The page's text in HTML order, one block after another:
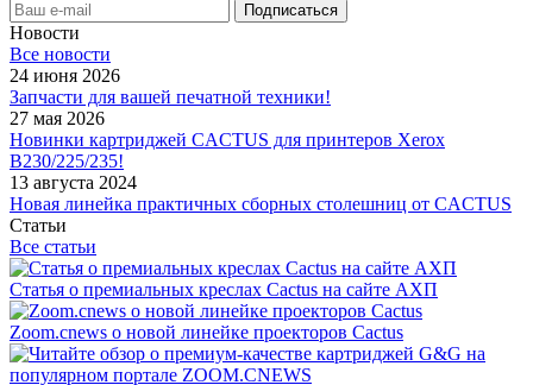
Новости
Все новости
24 июня 2026
Запчасти для вашей печатной техники!
27 мая 2026
Новинки картриджей CACTUS для принтеров Xerox
B230/225/235!
13 августа 2024
Новая линейка практичных сборных столешниц от CACTUS
Статьи
Все статьи
Статья о премиальных креслах Cactus на сайте АХП
Zoom.cnews о новой линейке проекторов Cactus